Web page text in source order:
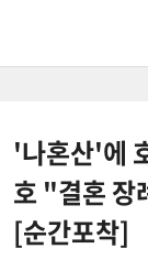
'나혼산'에
호 "결혼 장
[순간포착]